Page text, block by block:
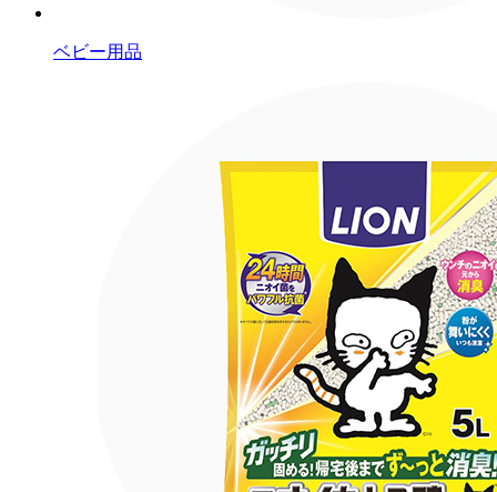
ベビー用品